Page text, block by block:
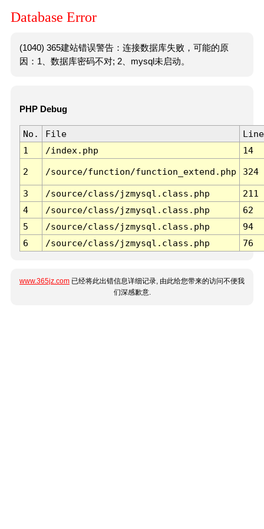
Database Error
(1040) 365建站错误警告：连接数据库失败，可能的原
因：1、数据库密码不对; 2、mysql未启动。
PHP Debug
No. File
Line
1
/index.php 14
2 /source/function/function_extend.php 324
3 /source/class/jzmysql.class.php
211
4
/source/class/jzmysql.class.php
62
5
/source/class/jzmysql.class.php
94
6
/source/class/jzmysql.class.php 76
www.365jz.com 已经将此出错信息详细记录, 由此给您带来的访问不便我
们深感歉意.